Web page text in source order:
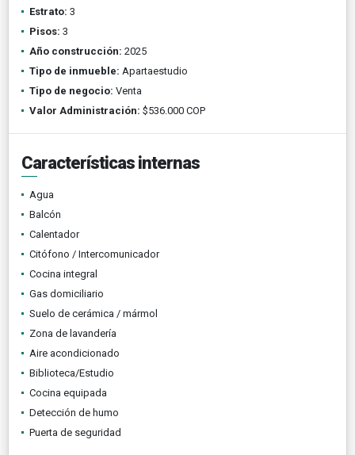
Estrato: 3
Pisos: 3
Año construcción: 2025
Tipo de inmueble: Apartaestudio
Tipo de negocio: Venta
Valor Administración: $536.000 COP
Características internas
Agua
Balcón
Calentador
Citófono / Intercomunicador
Cocina integral
Gas domiciliario
Suelo de cerámica / mármol
Zona de lavandería
Aire acondicionado
Biblioteca/Estudio
Cocina equipada
Detección de humo
Puerta de seguridad